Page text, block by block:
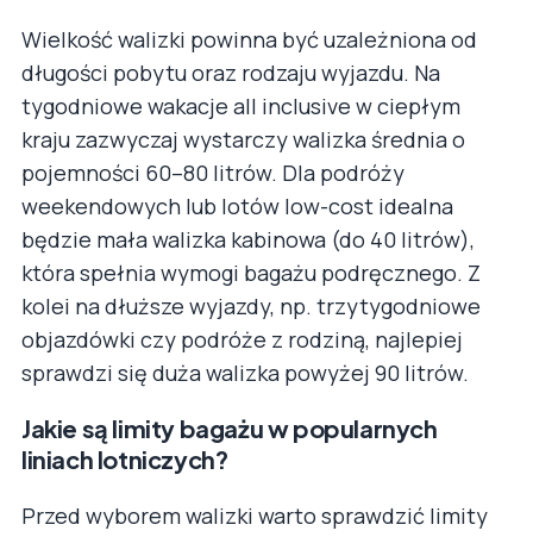
Wielkość walizki powinna być uzależniona od
długości pobytu oraz rodzaju wyjazdu. Na
tygodniowe wakacje all inclusive w ciepłym
kraju zazwyczaj wystarczy walizka średnia o
pojemności 60–80 litrów. Dla podróży
weekendowych lub lotów low-cost idealna
będzie mała walizka kabinowa (do 40 litrów),
która spełnia wymogi bagażu podręcznego. Z
kolei na dłuższe wyjazdy, np. trzytygodniowe
objazdówki czy podróże z rodziną, najlepiej
sprawdzi się duża walizka powyżej 90 litrów.
Jakie są limity bagażu w popularnych
liniach lotniczych?
Przed wyborem walizki warto sprawdzić limity